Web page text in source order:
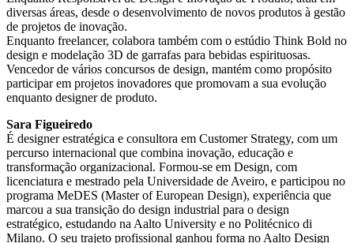
diversas áreas, desde o desenvolvimento de novos produtos à gestão
de projetos de inovação.
Enquanto freelancer, colabora também com o estúdio Think Bold no
design e modelação 3D de garrafas para bebidas espirituosas.
Vencedor de vários concursos de design, mantém como propósito
participar em projetos inovadores que promovam a sua evolução
enquanto designer de produto.
Sara Figueiredo
É designer estratégica e consultora em Customer Strategy, com um
percurso internacional que combina inovação, educação e
transformação organizacional. Formou-se em Design, com
licenciatura e mestrado pela Universidade de Aveiro, e participou no
programa MeDES (Master of European Design), experiência que
marcou a sua transição do design industrial para o design
estratégico, estudando na Aalto University e no Politécnico di
Milano. O seu trajeto profissional ganhou forma no Aalto Design